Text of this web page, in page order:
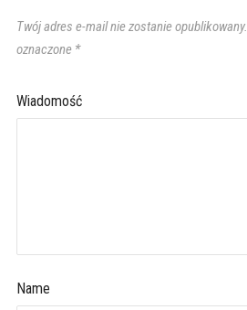
Twój adres e-mail nie zostanie opublikowany.
oznaczone *
Wiadomość
Name